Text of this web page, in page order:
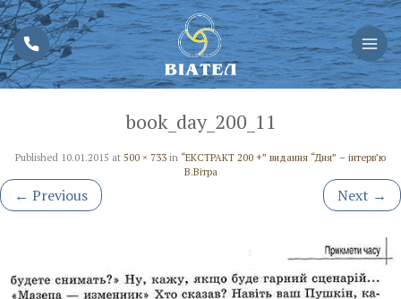
book_day_200_11
Published 10.01.2015 at 500 × 733 in “ЕКСТРАКТ 200 +” видання “Дня” – інтерв’ю
В.Вітра
← Previous Next →